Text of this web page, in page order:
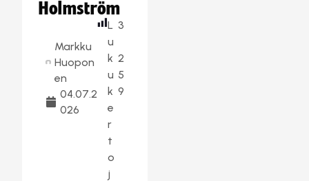
Holmström
Markku
Huopon
en
04.07.2
026
L
u
k
u
k
e
r
t
o
j
3
2
5
9